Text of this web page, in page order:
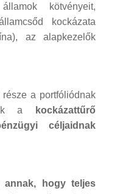
kötvényeit,
kockázata
az alapkezelők
a portfóliódnak
a
kockázattűrő
céljaidnak
annak, hogy teljes